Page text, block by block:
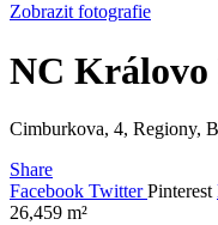
Zobrazit fotografie
NC Královo
Cimburkova, 4, Regiony,
Share
Facebook TwitterPinterest
26,459 m²